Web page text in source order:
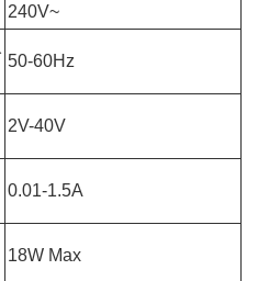
240V~
50-60Hz
2V-40V
0.01-1.5A
18W Max